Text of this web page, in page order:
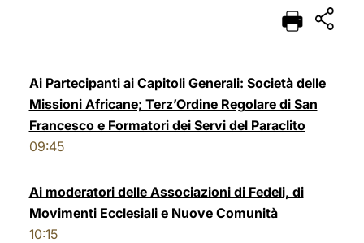
DEUTSCH
العربيّة
中文
Ai Partecipanti ai Capitoli Generali: Società delle
Missioni Africane; Terz’Ordine Regolare di San
Francesco e Formatori dei Servi del Paraclito
09:45
Ai moderatori delle Associazioni di Fedeli, di
Movimenti Ecclesiali e Nuove Comunità
10:15